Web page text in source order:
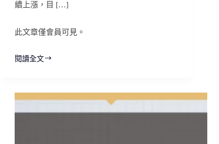
續上漲，目 […]
此文章僅會員可見。
閱讀全文
10/1
盤
勢
分